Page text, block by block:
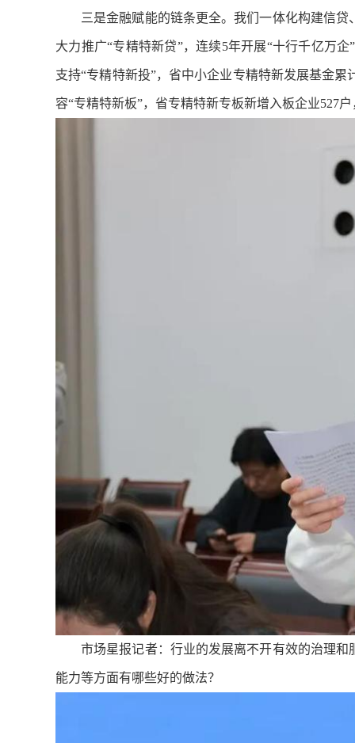
三是金融赋能的链条更全。我们一体化构建信
大力推广“专精特新贷”，连续5年开展“十行千亿万
支持“专精特新投”，省中小企业专精特新发展基金
容“专精特新板”，省专精特新专板新增入板企业527
市场星报记者：行业的发展离不开有效的治理
能力等方面有哪些好的做法？